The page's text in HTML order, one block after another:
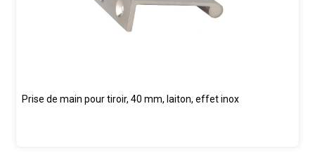
Prise de main pour tiroir, 40 mm, laiton, effet inox